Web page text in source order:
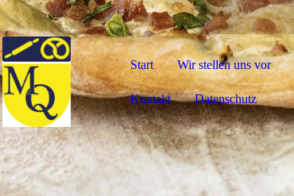
Start Wir stellen uns vor
Kontakt Datenschutz